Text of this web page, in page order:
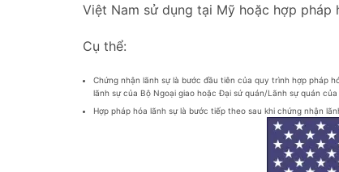
Việt Nam sử dụng tại Mỹ hoặc hợp
Cụ thể:
Chứng nhận lãnh sự là bước đầu tiên của quy trình hợp pháp
lãnh sự của Bộ Ngoại giao hoặc Đại sứ quán/Lãnh sự quán
Hợp pháp hóa lãnh sự là bước tiếp theo sau khi chứng nhận